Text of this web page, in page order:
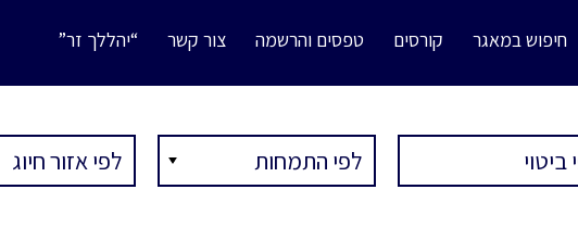
חיפוש במאגר קורסים טפסים והרשמה צור קשר “יהללך זר”